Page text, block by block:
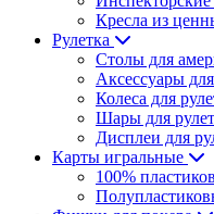
Кресла из
Рулетка
Столы для
Аксессуары
Колеса для
Шары для
Дисплеи для
Карты игральные
100%